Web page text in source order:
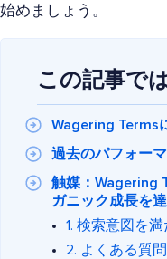
始めましょう。
この記事で
Wagering Terms
過去のパフォー
触媒：Wagering
ガニック成長を
1. 検索意図を
2. よくある質